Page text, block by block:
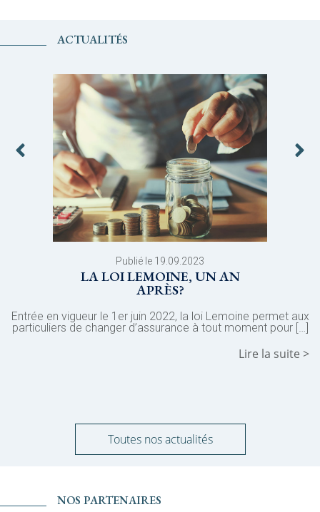
ACTUALITÉS
Publié le 19.09.2023
LA LOI LEMOINE, UN AN
APRÈS?
Entrée en vigueur le 1er juin 2022, la loi Lemoine permet aux
particuliers de changer d’assurance à tout moment pour […]
Lire la suite >
Toutes nos actualités
NOS PARTENAIRES